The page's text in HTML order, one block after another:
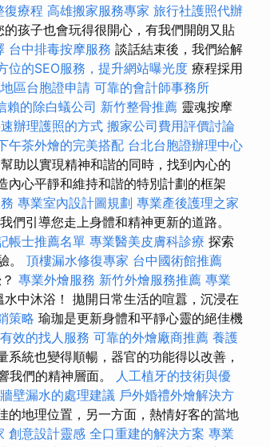
復療程 高雄搬家服務專家 旅行社護照代辦
孩子也會玩得很開心，有我們開朗又貼
台中排毒按摩服務 談話結束後，我們給解
位的SEO服務，提升網站曝光度 療程採用
區台胞證申請 可靠的會計師事務所
賴的除白蟻公司 新竹整骨推薦 靈魂按摩
辦理護照的方式 搬家公司費用評價討論
午茶外燴的完美搭配 台北台胞證辦理中心
助以實現精神和諧的同時，找到內心的
內心平靜和維持和諧的特別計劃的框架
專業室內設計圖規劃 專業產後護理之家
們引導您走上身體和精神更新的道路。
帳士推薦名單 專業醫美皮膚科診療 探索
。 頂樓漏水修復專家 台中國術館推薦
專業外燴服務 新竹外燴服務推薦 專業
中沐浴！ 拋開日常生活的喧囂，沉浸在
策略 瑜珈是更新身體和平靜心靈的絕佳機
效的找人服務 可靠的外燴廠商推薦 養護
系統也變得順暢，器官的功能得以改善，
我們的精神層面。
人工植牙的技術與優
牆壁漏水的處理建議 戶外婚禮外燴解決方
的地理位置，另一方面，熱情好客的當地
創意設計靈感 全口重建的解決方案 專業